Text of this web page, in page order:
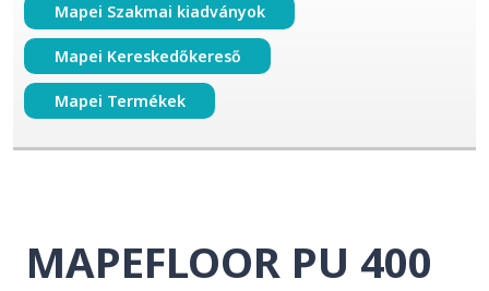
Mapei Szakmai kiadványok
Mapei Kereskedőkereső
Mapei Termékek
MAPEFLOOR PU 400